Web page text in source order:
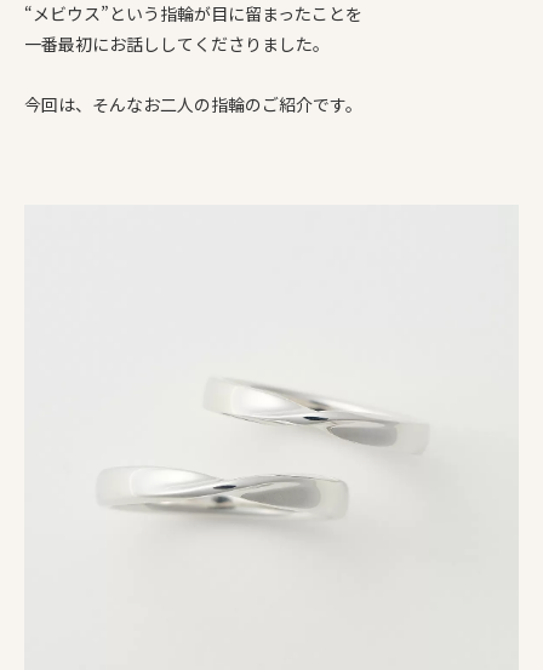
“メビウス”という指輪が目に留まったことを
一番最初にお話ししてくださりました。
今回は、そんなお二人の指輪のご紹介です。